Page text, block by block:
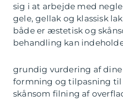
sig i at arbejde med
gele, gellak og klassisk
både er æstetisk og
behandling kan
grundig vurdering af
formning og tilpasning
skånsom filning af